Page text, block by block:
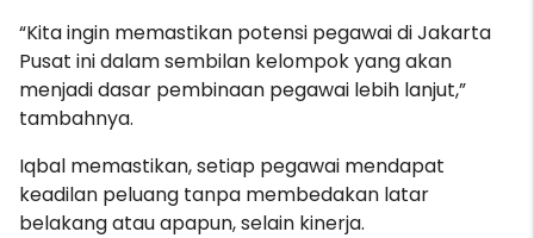
“Kita ingin memastikan potensi pegawai di Jakarta
Pusat ini dalam sembilan kelompok yang akan
menjadi dasar pembinaan pegawai lebih lanjut,”
tambahnya.
Iqbal memastikan, setiap pegawai mendapat
keadilan peluang tanpa membedakan latar
belakang atau apapun, selain kinerja.